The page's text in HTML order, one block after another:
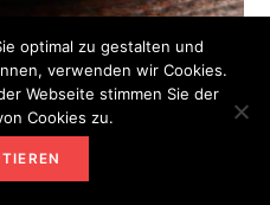
Dill und
optimal zu gestalten und
verwenden wir Cookies.
Webseite stimmen Sie der
Cookies zu.